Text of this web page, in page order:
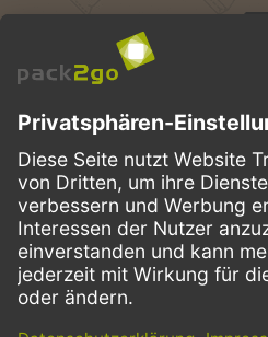
Vorteile sichern mit dem
PACK2GO